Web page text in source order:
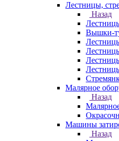
Лестницы,
Назад
Вышки-
Малярное
Назад
Машины
Назад